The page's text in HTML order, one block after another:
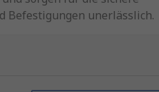
Befestigungen unerlässlich.
und sicher in
Anlage. Adapter sorgen